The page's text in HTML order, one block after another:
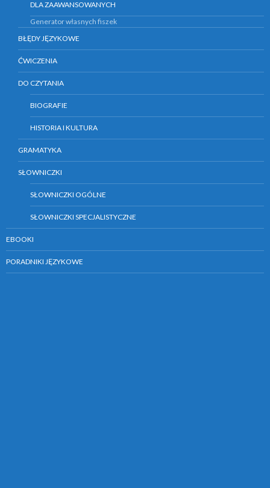
DLA ZAAWANSOWANYCH
Generator własnych fiszek
BŁĘDY JĘZYKOWE
ĆWICZENIA
DO CZYTANIA
BIOGRAFIE
HISTORIA I KULTURA
GRAMATYKA
SŁOWNICZKI
SŁOWNICZKI OGÓLNE
SŁOWNICZKI SPECJALISTYCZNE
EBOOKI
PORADNIKI JĘZYKOWE